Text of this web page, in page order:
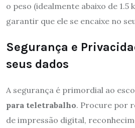
o peso (idealmente abaixo de 1.5
garantir que ele se encaixe no
Segurança e
seus dados
A segurança é primordial ao
para teletrabalho. Procure por
de impressão digital,